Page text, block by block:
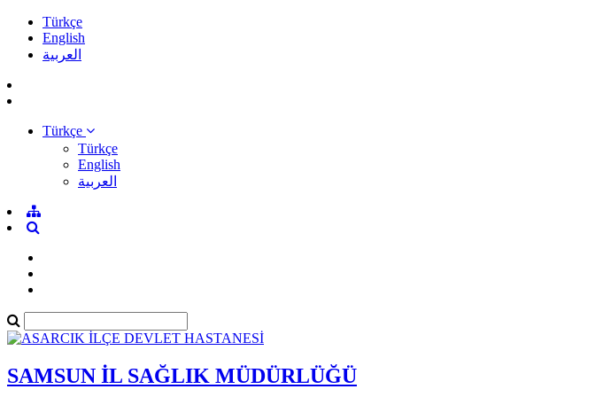
Türkçe
English
العربية
Türkçe
Türkçe
English
العربية
SAMSUN İL SAĞLIK MÜDÜRLÜĞÜ